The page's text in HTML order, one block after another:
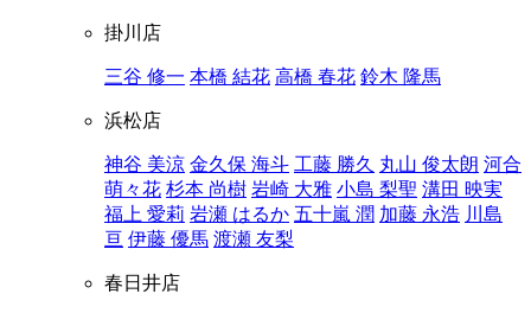
掛川店
三谷 修一 本橋 結花 高橋 春花 鈴木 隆馬
浜松店
神谷 美涼 金久保 海斗 工藤 勝久 丸山 俊太朗 河合
萌々花 杉本 尚樹 岩崎 大雅 小島 梨聖 溝田 映実
福上 愛莉 岩瀬 はるか 五十嵐 潤 加藤 永浩 川島
亘 伊藤 優馬 渡瀬 友梨
春日井店